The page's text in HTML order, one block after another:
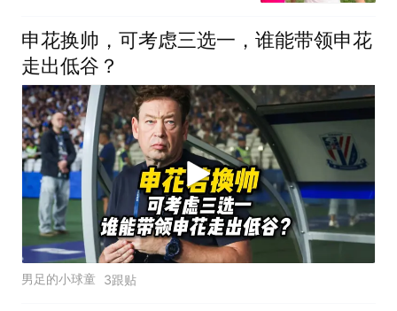
申花换帅，可考虑三选一，谁能带领申花
走出低谷？
男足的小球童 3跟贴